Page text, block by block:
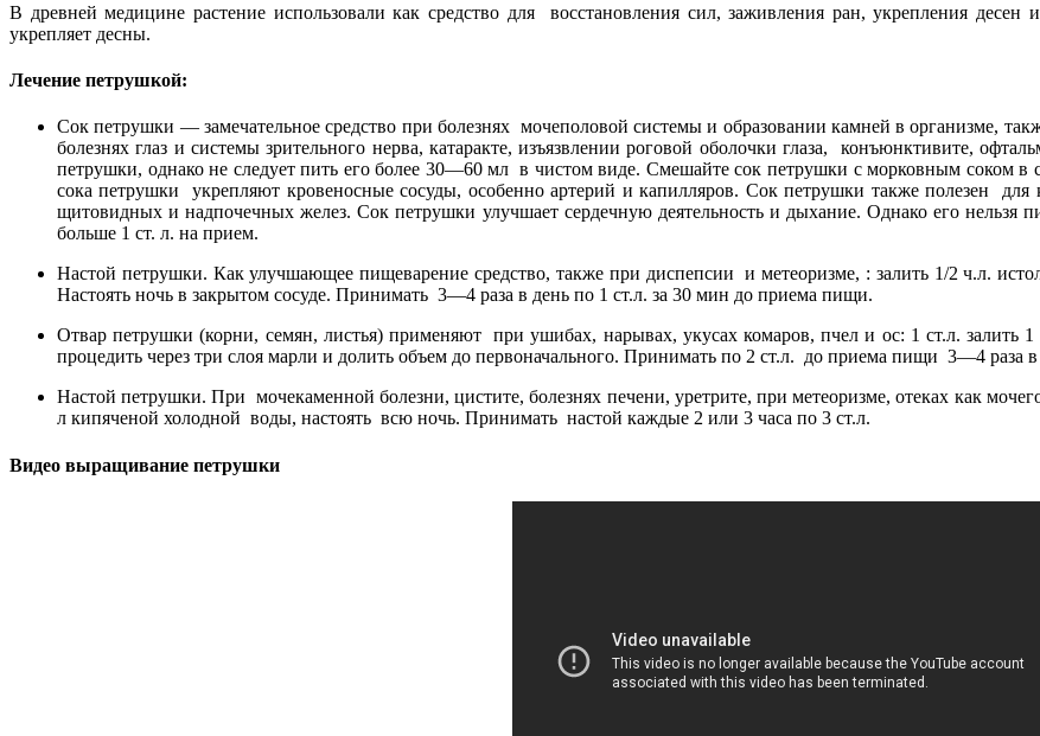
В древней медицине растение использовали как средство для восстановления сил, заживления ран, укрепления десен
укрепляет десны.
Лечение петрушкой:
Сок петрушки — замечательное средство при болезнях мочеполовой системы и образовании камней в организме,
болезнях глаз и системы зрительного нерва, катаракте, изъязвлении роговой оболочки глаза, конъюнктивите,
петрушки, однако не следует пить его более 30—60 мл в чистом виде. Смешайте сок петрушки с морковным соком
сока петрушки укрепляют кровеносные сосуды, особенно артерий и капилляров. Сок петрушки также полезен
щитовидных и надпочечных желез. Сок петрушки улучшает сердечную деятельность и дыхание. Однако его нельзя
больше 1 ст. л. на прием.
Настой петрушки. Как улучшающее пищеварение средство, также при диспепсии и метеоризме, : залить 1/2 ч.л.
Настоять ночь в закрытом сосуде. Принимать 3—4 раза в день по 1 ст.л. за 30 мин до приема пищи.
Отвар петрушки (корни, семян, листья) применяют при ушибах, нарывах, укусах комаров, пчел и ос: 1 ст.л. залить
процедить через три слоя марли и долить объем до первоначального. Принимать по 2 ст.л. до приема пищи 3—4 раза в
Настой петрушки. При мочекаменной болезни, цистите, болезнях печени, уретрите, при метеоризме, отеках как
л кипяченой холодной воды, настоять всю ночь. Принимать настой каждые 2 или 3 часа по 3 ст.л.
Видео выращивание петрушки